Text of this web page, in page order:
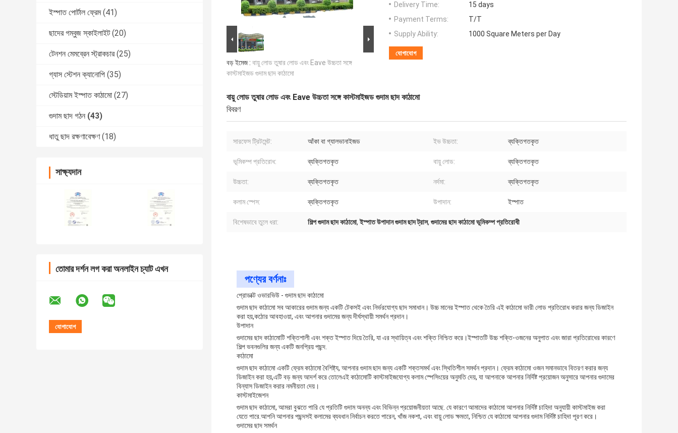
ইস্পাত পোর্টাল ফ্রেম (41)
ছাদের গম্বুজ স্কাইলাইট (20)
টেনশন মেমব্রেন স্ট্রাকচার (25)
গ্যাস স্টেশন ক্যানোপি (35)
স্টেডিয়াম ইস্পাত কাঠামো (27)
গুদাম ছাদ গঠন (43)
ধাতু ছাদ রক্ষণাবেক্ষণ (18)
সাক্ষ্যদান
তোমার দর্শন লগ করা অনলাইন চ্যাট এখন
বড় ইমেজ : বায়ু লোড তুষার লোড এবং Eave উচ্চতা সঙ্গে
কাস্টমাইজড গুদাম ছাদ কাঠামো
Delivery Time:
15 days
Payment Terms:
T/T
Supply Ability:
1000 Square Meters per Day
যোগাযোগ
বায়ু লোড তুষার লোড এবং Eave উচ্চতা সঙ্গে কাস্টমাইজড গুদাম ছাদ কাঠামো
বিবরণ
সারফেস ট্রিটমেন্ট: আঁকা বা গ্যালভানাইজড ইভ উচ্চতা: ব্যক্তিগতকৃত
ভূমিকম্প প্রতিরোধ: ব্যক্তিগতকৃত বায়ু লোড: ব্যক্তিগতকৃত
উচ্চতা: ব্যক্তিগতকৃত নর্দমা: ব্যক্তিগতকৃত
কলাম স্পেস: ব্যক্তিগতকৃত উপাদান: ইস্পাত
বিশেষভাবে তুলে ধরা: শিল্প গুদাম ছাদ কাঠামো,ইস্পাত উপাদান গুদাম ছাদ ট্রাস, গুদামের ছাদ কাঠামো ভূমিকম্প প্রতিরোধী
পণ্যের বর্ণনাঃ
প্রোডাক্ট ওভারভিউ - গুদাম ছাদ কাঠামো
গুদাম ছাদ কাঠামো সব আকারের গুদাম জন্য একটি টেকসই এবং নির্ভরযোগ্য ছাদ সমাধান। উচ্চ মানের ইস্পাত থেকে তৈরি এই কাঠামো ভারী লোড প্রতিরোধ করার জন্য ডিজাইন
করা হয়,কঠোর আবহাওয়া, এবং আপনার গুদামের জন্য দীর্ঘস্থায়ী সমর্থন প্রদান।
উপাদান
গুদামের ছাদ কাঠামোটি শক্তিশালী এবং শক্ত ইস্পাত দিয়ে তৈরি, যা এর স্থায়িত্ব এবং শক্তি নিশ্চিত করে।ইস্পাতটি উচ্চ শক্তি-ওজনের অনুপাত এবং জারা প্রতিরোধের কারণে
শিল্প ভবনগুলির জন্য একটি জনপ্রিয় পছন্দ.
কাঠামো
গুদাম ছাদ কাঠামো একটি ফ্রেম কাঠামো বৈশিষ্ট্য, আপনার গুদাম ছাদ জন্য একটি শক্তসমর্থ এবং স্থিতিশীল সমর্থন প্রদান। ফ্রেম কাঠামো ওজন সমানভাবে বিতরণ করার জন্য
ডিজাইন করা হয়,এটি বড় জন্য আদর্শ করে তোলেএই কাঠামোটি কাস্টমাইজযোগ্য কলাম স্পেসিংয়ের অনুমতি দেয়, যা আপনাকে আপনার নির্দিষ্ট প্রয়োজন অনুসারে আপনার গুদামের
বিন্যাস ডিজাইন করার নমনীয়তা দেয়।
কাস্টমাইজেশন
গুদাম ছাদ কাঠামো, আমরা বুঝতে পারি যে প্রতিটি গুদাম অনন্য এবং বিভিন্ন প্রয়োজনীয়তা আছে. যে কারণে আমাদের কাঠামো আপনার নির্দিষ্ট চাহিদা অনুযায়ী কাস্টমাইজ করা
যেতে পারে.আপনি আপনার পছন্দসই কলামের ব্যবধান নির্বাচন করতে পারেন, খাঁজ নকশা, এবং বায়ু লোড ক্ষমতা, নিশ্চিত যে কাঠামো আপনার গুদাম নির্দিষ্ট চাহিদা পূরণ করে।
গুদামের ছাদ সমর্থন